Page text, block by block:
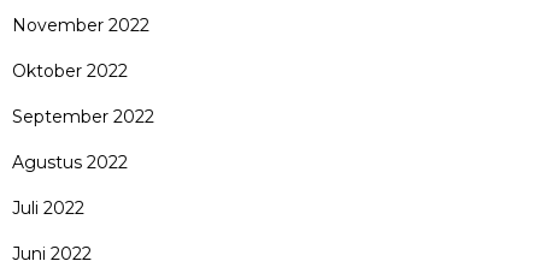
November 2022
Oktober 2022
September 2022
Agustus 2022
Juli 2022
Juni 2022